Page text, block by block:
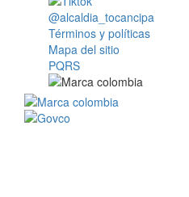
@alcaldia_tocancipa
Términos y políticas
Mapa del sitio
PQRS